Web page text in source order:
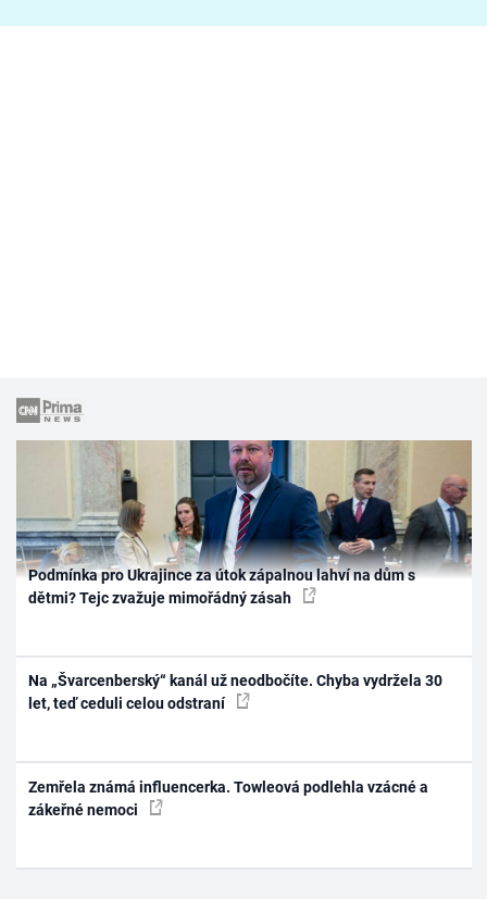
Podmínka pro Ukrajince za útok zápalnou lahví na dům s
dětmi? Tejc zvažuje mimořádný zásah
Na „Švarcenberský“ kanál už neodbočíte. Chyba vydržela 30
let, teď ceduli celou odstraní
Zemřela známá influencerka. Towleová podlehla vzácné a
zákeřné nemoci